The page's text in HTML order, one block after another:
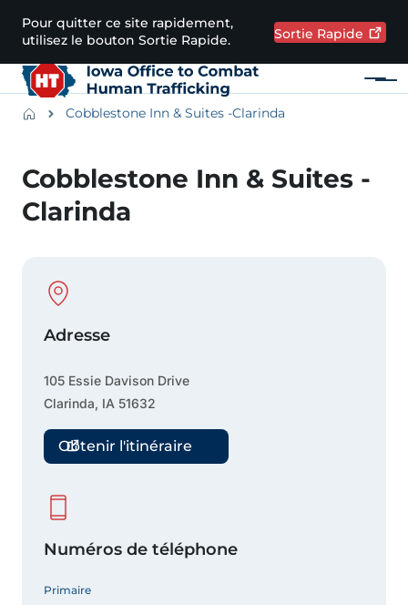
Passer au contenu principal
Pour quitter ce site rapidement,
utilisez le bouton Sortie Rapide.
Sortie Rapide
Menu
Main navigation
BreadcrumbsCobblestone Inn & Suites -Clarinda
Cobblestone Inn & Suites -
Clarinda
Physical Location
Adresse
105 Essie Davison Drive
Clarinda, IA 51632
Obtenir l'itinéraire
Numéros de téléphone
Primaire